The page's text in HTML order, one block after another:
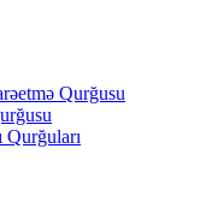
Qurğusu
Qurğuları